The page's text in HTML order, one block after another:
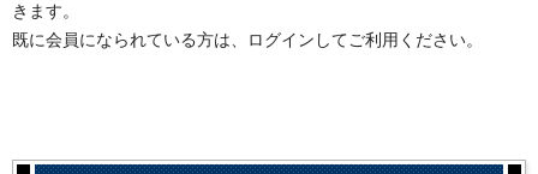
きます。
既に会員になられている方は、ログインしてご利用ください。